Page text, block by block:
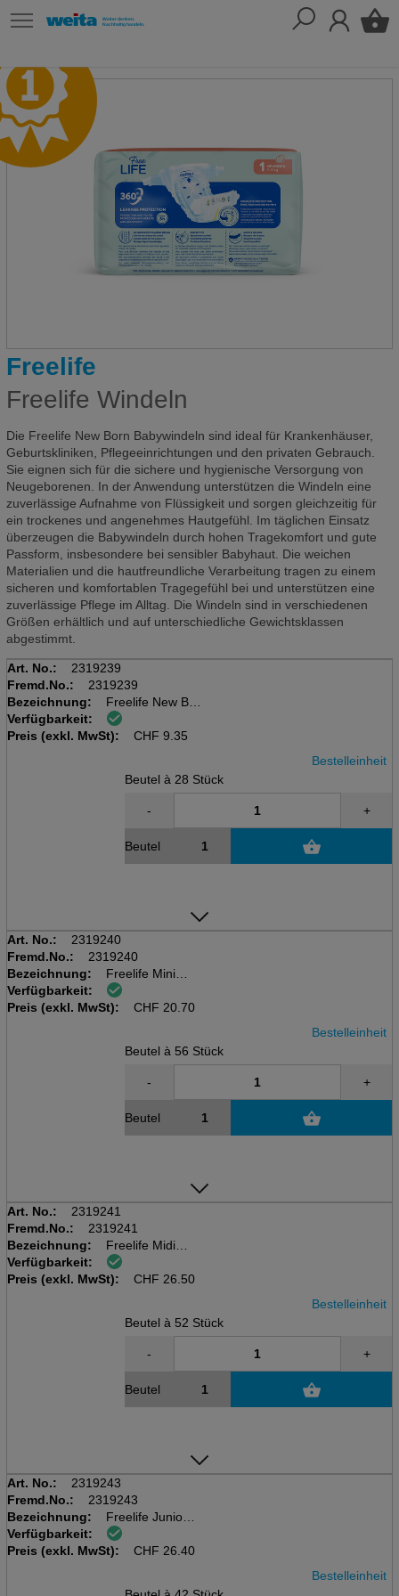
Freelife
Freelife Windeln
Die Freelife New Born Babywindeln sind ideal für Krankenhäuser,
Geburtskliniken, Pflegeeinrichtungen und den privaten Gebrauch.
Sie eignen sich für die sichere und hygienische Versorgung von
Neugeborenen. In der Anwendung unterstützen die Windeln eine
zuverlässige Aufnahme von Flüssigkeit und sorgen gleichzeitig für
ein trockenes und angenehmes Hautgefühl. Im täglichen Einsatz
überzeugen die Babywindeln durch hohen Tragekomfort und gute
Passform, insbesondere bei sensibler Babyhaut. Die weichen
Materialien und die hautfreundliche Verarbeitung tragen zu einem
sicheren und komfortablen Tragegefühl bei und unterstützen eine
zuverlässige Pflege im Alltag. Die Windeln sind in verschiedenen
Größen erhältlich und auf unterschiedliche Gewichtsklassen
abgestimmt.
Art. No.:
2319239
Fremd.No.:
2319239
Bezeichnung:
Freelife New Born
Beutel à 28 Stk.
2-5kg
Verfügbarkeit:
Preis (exkl. MwSt):
CHF 9.35
Bestelleinheit
Beutel à 28 Stück
- +
Beutel
Art. No.:
2319240
Fremd.No.:
2319240
Bezeichnung:
Freelife Mini
Beutel à 56 Stk.
3-6kg
Verfügbarkeit:
Preis (exkl. MwSt):
CHF 20.70
Bestelleinheit
Beutel à 56 Stück
- +
Beutel
Art. No.:
2319241
Fremd.No.:
2319241
Bezeichnung:
Freelife Midi
Beutel à 52 Stk.
4-9kg
Verfügbarkeit:
Preis (exkl. MwSt):
CHF 26.50
Bestelleinheit
Beutel à 52 Stück
- +
Beutel
Art. No.:
2319243
Fremd.No.:
2319243
Bezeichnung:
Freelife Junior
Beutel à 42 Stk.
11-16kg
Verfügbarkeit:
Preis (exkl. MwSt):
CHF 26.40
Bestelleinheit